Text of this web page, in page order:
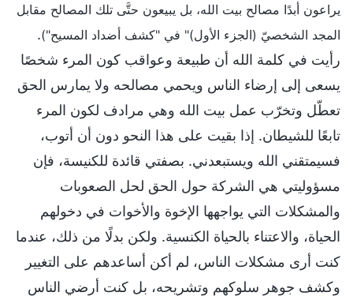
يراعون أبدًا مصالح بيت الله، بل يبيعون حتَّى تلك المصالح مقابل
المجد الشخصيّ (الجزء الأول)" في "كشف أضداد المسيح").
رأيت في كلمة الله أن طبيعة وعواقب كون المرء شخصًا
يسعى إلى إرضاء الناس ويحمي مصالحه ولا يمارس الحق
تعطّل وتخرّب عمل بيت الله وهي مرادف لكون المرء
تابعًا للشيطان. إذا بقيت على هذا النحو دون أن أتوب،
فسيمتقني الله ويستبعدني. بصفتي قائدة للكنيسة، فإن
مسؤوليتي هي الشركة حول الحق لحل الصعوبات
والمشكلات التي يواجهها الإخوة والأخوات في دخولهم
الحياة، والاعتناء بالحياة الكنسية. ولكن بدلًا من ذلك، عندما
كنت أرى مشكلات الناس، لم أكن أساعدهم على التغيير
وكشف جوهر سلوكهم وتشريحه، بل كنت أرضي الناس